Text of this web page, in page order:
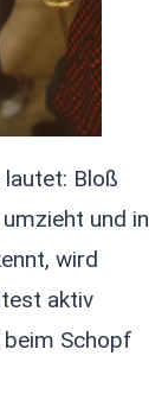
Bloß
und in
wird
aktiv
beim Schopf